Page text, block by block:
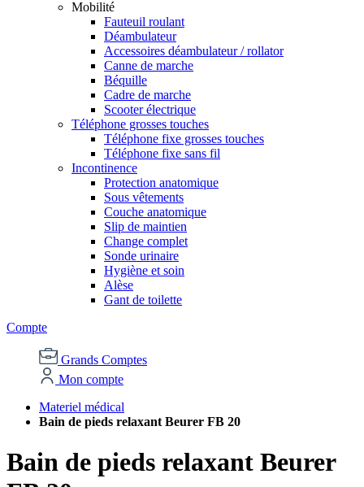
Mobilité
Fauteuil roulant
Déambulateur
Accessoires déambulateur / rollator
Canne de marche
Béquille
Cadre de marche
Scooter électrique
Téléphone grosses touches
Téléphone fixe grosses touches
Téléphone fixe sans fil
Incontinence
Protection anatomique
Sous vêtements
Couche anatomique
Slip de maintien
Change complet
Sonde urinaire
Hygiène et soin
Alèse
Gant de toilette
Compte
Grands Comptes
Mon compte
Materiel médical
Bain de pieds relaxant Beurer FB 20
Bain de pieds relaxant Beurer